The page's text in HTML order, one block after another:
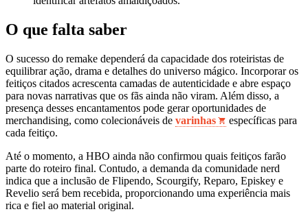
O que falta saber
O sucesso do remake dependerá da capacidade dos roteiristas de
equilibrar ação, drama e detalhes do universo mágico. Incorporar os
feitiços citados acrescenta camadas de autenticidade e abre espaço
para novas narrativas que os fãs ainda não viram. Além disso, a
presença desses encantamentos pode gerar oportunidades de
merchandising, como colecionáveis de varinhas
específicas para
cada feitiço.
Até o momento, a HBO ainda não confirmou quais feitiços farão
parte do roteiro final. Contudo, a demanda da comunidade nerd
indica que a inclusão de Flipendo, Scourgify, Reparo, Episkey e
Revelio será bem recebida, proporcionando uma experiência mais
rica e fiel ao material original.